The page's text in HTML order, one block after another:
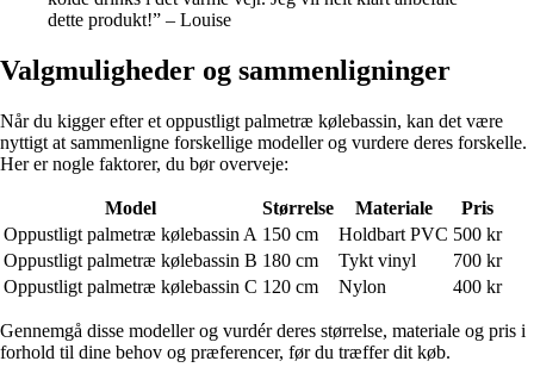
dette produkt!” – Louise
Valgmuligheder og sammenligninger
Når du kigger efter et oppustligt palmetræ kølebassin, kan det være
nyttigt at sammenligne forskellige modeller og vurdere deres forskelle.
Her er nogle faktorer, du bør overveje:
Model Størrelse Materiale
Pris
Oppustligt palmetræ kølebassin A 150 cm Holdbart PVC 500 kr
Oppustligt palmetræ kølebassin B 180 cm Tykt vinyl
700 kr
Oppustligt palmetræ kølebassin C 120 cm Nylon 400 kr
Gennemgå disse modeller og vurdér deres størrelse, materiale og pris i
forhold til dine behov og præferencer, før du træffer dit køb.